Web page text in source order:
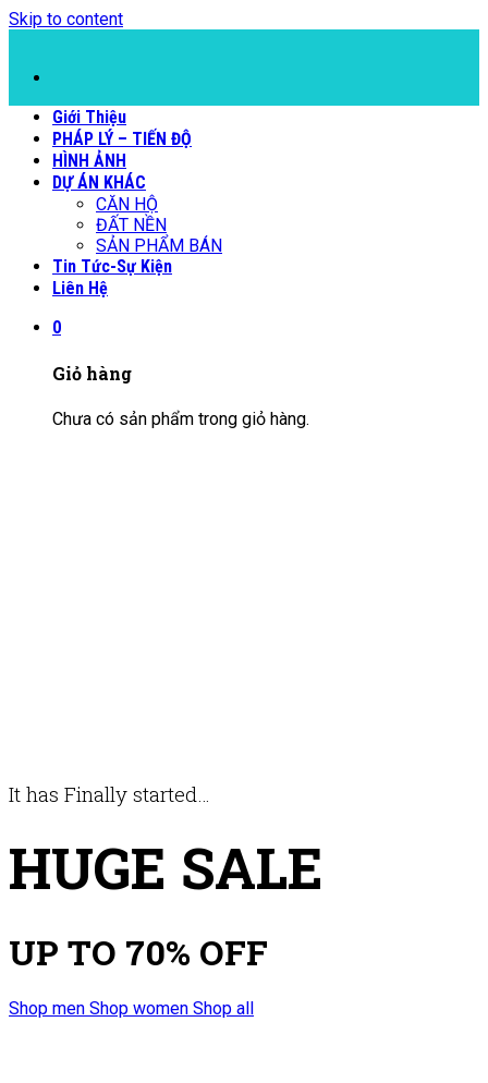
Skip to content
Giới Thiệu
PHÁP LÝ – TIẾN ĐỘ
HÌNH ẢNH
DỰ ÁN KHÁC
CĂN HỘ
ĐẤT NỀN
SẢN PHẨM BÁN
Tin Tức-Sự Kiện
Liên Hệ
0
Giỏ hàng
Chưa có sản phẩm trong giỏ hàng.
It has Finally started…
HUGE SALE
UP TO 70% OFF
Shop men Shop women Shop all